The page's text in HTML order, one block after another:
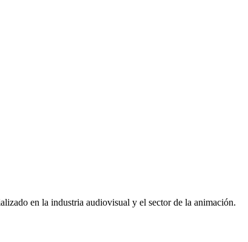
en la industria audiovisual y el sector de la animación.